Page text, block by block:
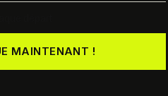
MAINTENANT !